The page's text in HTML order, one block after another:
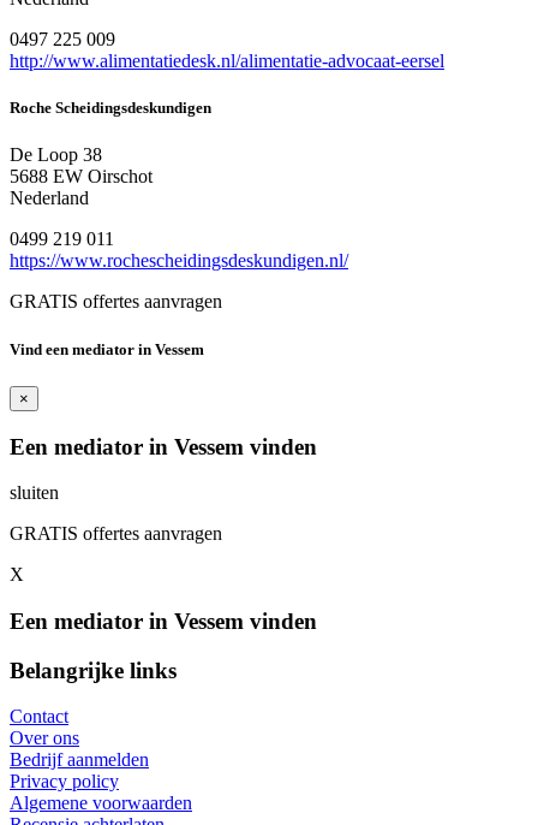
0497 225 009
http://www.alimentatiedesk.nl/alimentatie-advocaat-eersel
Roche Scheidingsdeskundigen
De Loop 38
5688 EW Oirschot
Nederland
0499 219 011
https://www.rochescheidingsdeskundigen.nl/
GRATIS offertes aanvragen
Vind een mediator in Vessem
×
Een mediator in Vessem vinden
sluiten
GRATIS offertes aanvragen
X
Een mediator in Vessem vinden
Belangrijke links
Contact
Over ons
Bedrijf aanmelden
Privacy policy
Algemene voorwaarden